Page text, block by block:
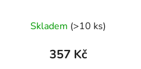
Skladem (>10 ks)
357 Kč